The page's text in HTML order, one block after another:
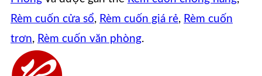
Rèm cuốn cửa sổ, Rèm cuốn giá rẻ, Rèm cuốn
trơn, Rèm cuốn văn phòng.